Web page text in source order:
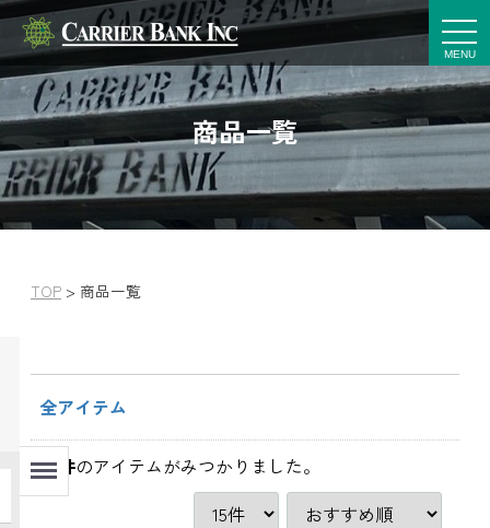
t
o
g
g
l
n
v
g
t
商品一覧
TOP > 商品一覧
Menu
全アイテム
145 件のアイテムがみつかりました。